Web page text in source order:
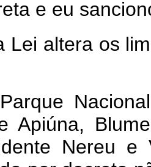
e eu
Lei altera os
de Prata; deste segue pelo referido córrego até o ponto 8 de c.p.a. E 687656,8556 e N 7007873,9015, localizado na curva de nível de 300 m; deste segue pela referida curva até o ponto 9 de c.p.a. E 688474,6772 e N 7008044,8171; deste segue em linha reta até o ponto 10 de c.p.a. E 689125,547 e N 7007764,5553, localizado no Rio Garcia; deste segue pelo referido rio até o ponto 11 de c.p.a. E 688990,3379 e N 7007353,5388, localizado na confluência do Rio Garcia com um córrego sem denominação; deste segue pelo referido córrego até o ponto 12 de c.p.a. E 689208,8842 e N 7007105,6238, localizado na curva de nível de 400 m; deste segue pela referida curva até o ponto 13 de c.p.a. E 690623,3495 e N 7008045,8666; deste segue em linha reta até o ponto 14 de c.p.a. E 690735,0833 e N 7008278,7577, localizado em um córrego sem denominação; deste segue pelo referido córrego, passando pelo ponto 15 de c.p.a. E 690832,5925 e N 7008233,4437; até o ponto 16 de c.p.a. E 691014,7793 e N 7008204,5861, localizado em uma estrada sem denominação; deste segue pela referida estrada até o ponto 17 de c.p.a. E 691320,109 e N 7007971,7523, localizada em um córrego sem denominação; deste segue pelo referido córrego até o ponto 18 de c.p.a. E 691371,9675 e N 7008025,7274, localizado na curva de nível de 500 m; deste segue pela referida curva até o ponto 19 de c.p.a. E 690748,1916 e N 7008817,3918; deste segue em linha reta, até o ponto 20 de c.p.a. E 688832,5478 e N 7009587,6262, localizado na faixa de domínio da estrada Santa Maria; deste segue pela referida faixa até o ponto 21 de c.p.a. E 688750,8467 e N 7010054,3207, localizado na curva de nível de 200 m; deste segue pela referida curva até o ponto 22 de c.p.a. E 689200,7923 e N 7010650,2670; deste segue por linhas retas, passando pelo ponto 23 de c.p.a. E 689244,9756 e N 7010900,8731, localizado na confluência do Rio Garcia com um córrego sem denominação; até o ponto 24 de c.p.a. E 689507,3021 e N 7010928,7359, localizado na curva de nível de 300 m; deste segue pela referida curva até o ponto 25 de c.p.a. E 689975,8885 e N 7011469,7460, localizado em um córrego sem denominação; deste segue pelo referido córrego até o ponto 26 de c.p.a. E 690245,4096 e N 7011222,0691; deste segue em linha reta até o ponto 27 de c.p.a. E 690466,8109 e N 7011407,6356,